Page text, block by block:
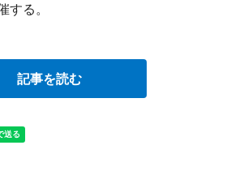
する。
記事を読む